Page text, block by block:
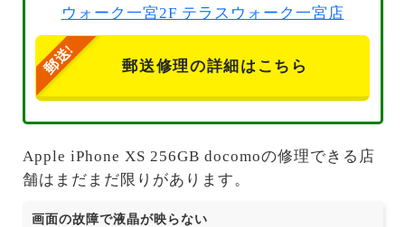
ウォーク一宮2F テラスウォーク一宮店
郵送修理の詳細はこちら
Apple iPhone XS 256GB docomoの修理できる店
舗はまだまだ限りがあります。
画面の故障で液晶が映らない